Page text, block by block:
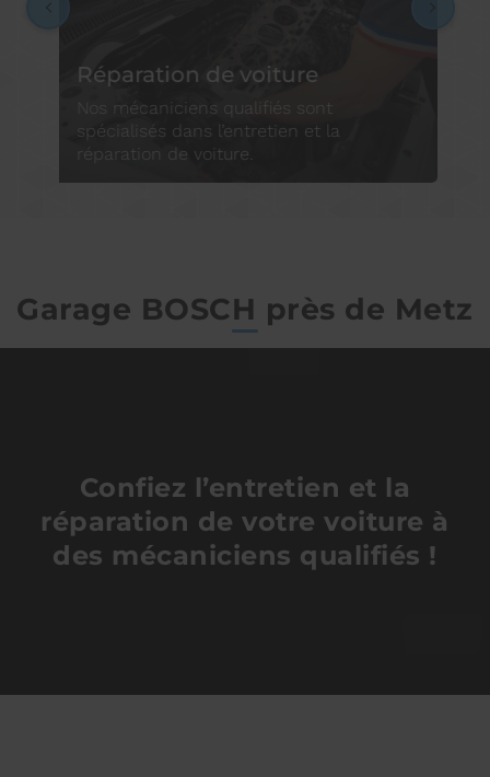
Garage BOSCH près de Metz
Confiez l’entretien et la
réparation de votre voiture à
des mécaniciens qualifiés !
Réparation de voiture
Nos mécaniciens qualifiés sont
spécialisés dans l’entretien et la
réparation de voiture.